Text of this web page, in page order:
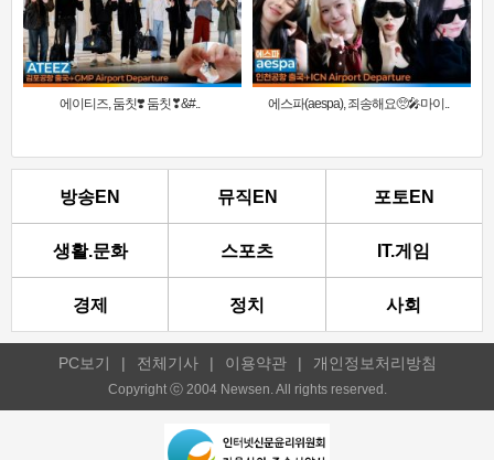
에이티즈, 둠칫❣️ 둠칫❣&#.. 에스파(aespa), 죄송해요🥺🎤마이..
방송EN 뮤직EN 포토EN
생활.문화 스포츠 IT.게임
경제 정치 사회
PC보기 | 전체기사 | 이용약관 | 개인정보처리방침
Copyright ⓒ 2004 Newsen. All rights reserved.